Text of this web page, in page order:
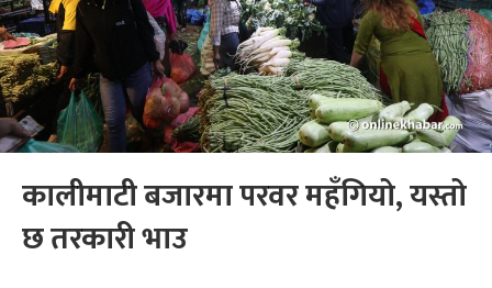
कालीमाटी बजारमा परवर महँगियो, यस्तो
छ तरकारी भाउ